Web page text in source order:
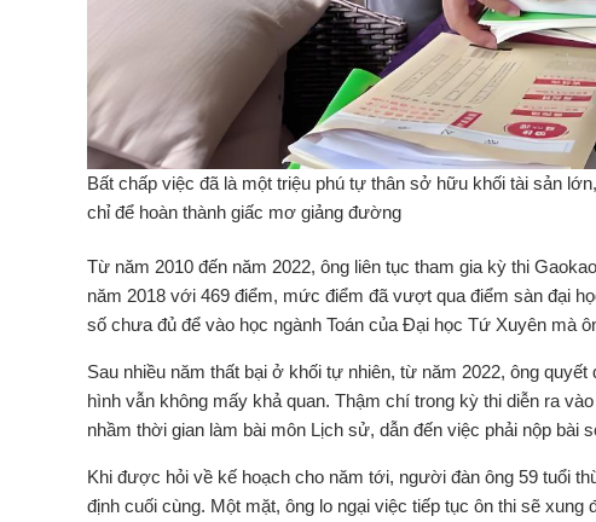
Bất chấp việc đã là một triệu phú tự thân sở hữu khối tài sản
chỉ để hoàn thành giấc mơ giảng đường
Từ năm 2010 đến năm 2022, ông liên tục tham gia kỳ thi
năm 2018 với 469 điểm, mức điểm đã vượt qua điểm sàn đại
số chưa đủ để vào học ngành Toán của Đại học Tứ Xuyên mà
Sau nhiều năm thất bại ở khối tự nhiên, từ năm 2022, ông
hình vẫn không mấy khả quan. Thậm chí trong kỳ thi diễn ra
nhầm thời gian làm bài môn Lịch sử, dẫn đến việc phải nộp bài
Khi được hỏi về kế hoạch cho năm tới, người đàn ông 59 tuổi
định cuối cùng. Một mặt, ông lo ngại việc tiếp tục ôn thi sẽ